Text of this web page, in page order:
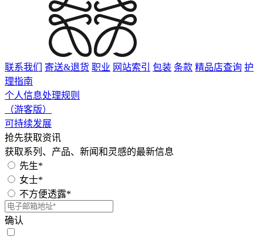
联系我们 寄送&退货 职业 网站索引 包装 条款 精品店查询 护
理指南
个人信息处理规则
（游客版）
可持续发展
抢先获取资讯
获取系列、产品、新闻和灵感的最新信息
先生*
女士*
不方便透露*
确认